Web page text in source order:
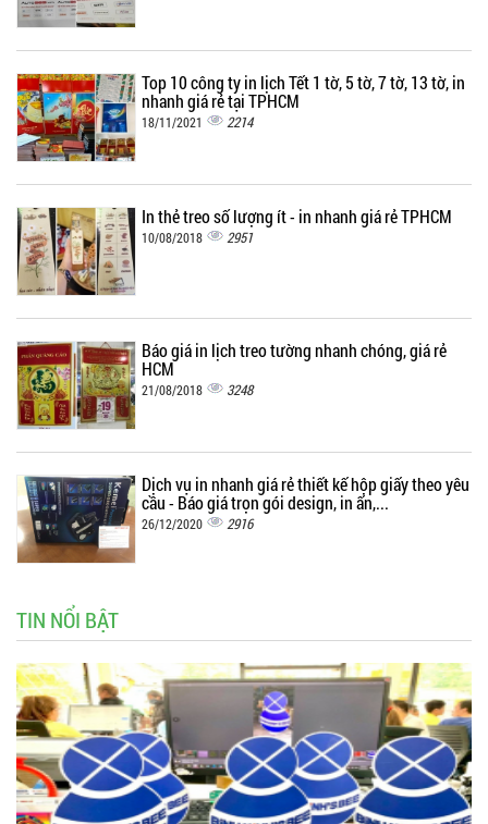
Top 10 công ty in lịch Tết 1 tờ, 5 tờ, 7 tờ, 13 tờ, in
nhanh giá rẻ tại TPHCM
18/11/2021 2214
In thẻ treo số lượng ít - in nhanh giá rẻ TPHCM
10/08/2018 2951
Báo giá in lịch treo tường nhanh chóng, giá rẻ
HCM
21/08/2018 3248
Dịch vụ in nhanh giá rẻ thiết kế hộp giấy theo yêu
cầu - Báo giá trọn gói design, in ấn,...
26/12/2020 2916
TIN NỔI BẬT